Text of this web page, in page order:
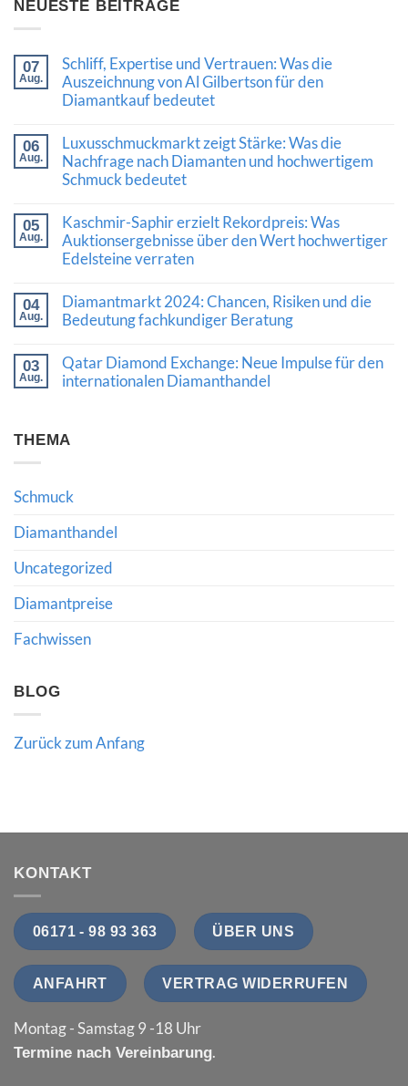
NEUESTE BEITRÄGE
07
Aug.
Schliff, Expertise und Vertrauen: Was die
Auszeichnung von Al Gilbertson für den
Diamantkauf bedeutet
zu
Schliff,
Expertise
und
die
Auszeichnung
von
Al
den
Diamantkauf
bedeutet
06
Aug.
Luxusschmuckmarkt zeigt Stärke: Was die
Nachfrage nach Diamanten und hochwertigem
Schmuck bedeutet
zu
Luxusschmuckmarkt
zeigt
Stärke:
Nachfrage
nach
Diamanten
Schmuck
bedeutet
05
Aug.
Kaschmir-Saphir erzielt Rekordpreis: Was
Auktionsergebnisse über den Wert hochwertiger
Edelsteine verraten
zu
Kaschmir-
Saphir
Rekordpreis:
Was
Auktionsergebnisse
Edelsteine
04
Aug.
Diamantmarkt 2024: Chancen, Risiken und die
Bedeutung fachkundiger Beratung
zu
Diamantmarkt
2024:
die
03
Aug.
Qatar Diamond Exchange: Neue Impulse für den
internationalen Diamanthandel
Qatar
Impulse
für
internationalen
Diamanthandel
THEMA
Schmuck
Diamanthandel
Uncategorized
Diamantpreise
Fachwissen
BLOG
Zurück zum Anfang
KONTAKT
06171 - 98 93 363 ÜBER UNS
ANFAHRT VERTRAG WIDERRUFEN
Montag - Samstag 9 -18 Uhr
Termine nach Vereinbarung.